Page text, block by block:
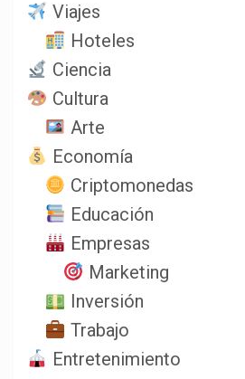
Viajes
Hoteles
Ciencia
Cultura
Arte
Economía
Criptomonedas
Educación
Empresas
Marketing
Inversión
Trabajo
Entretenimiento